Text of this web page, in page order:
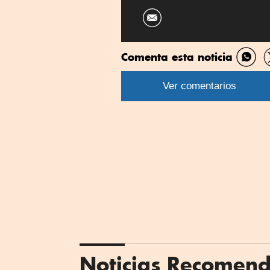
Comenta esta noticia
por
Ver comentarios
Noticias